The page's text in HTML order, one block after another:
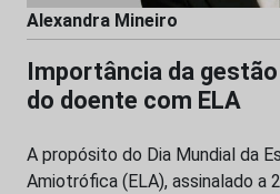
Alexandra Mineiro
Importância da
do doente com ELA
A propósito do Dia Mundial da
Amiotrófica (ELA), assinalado a